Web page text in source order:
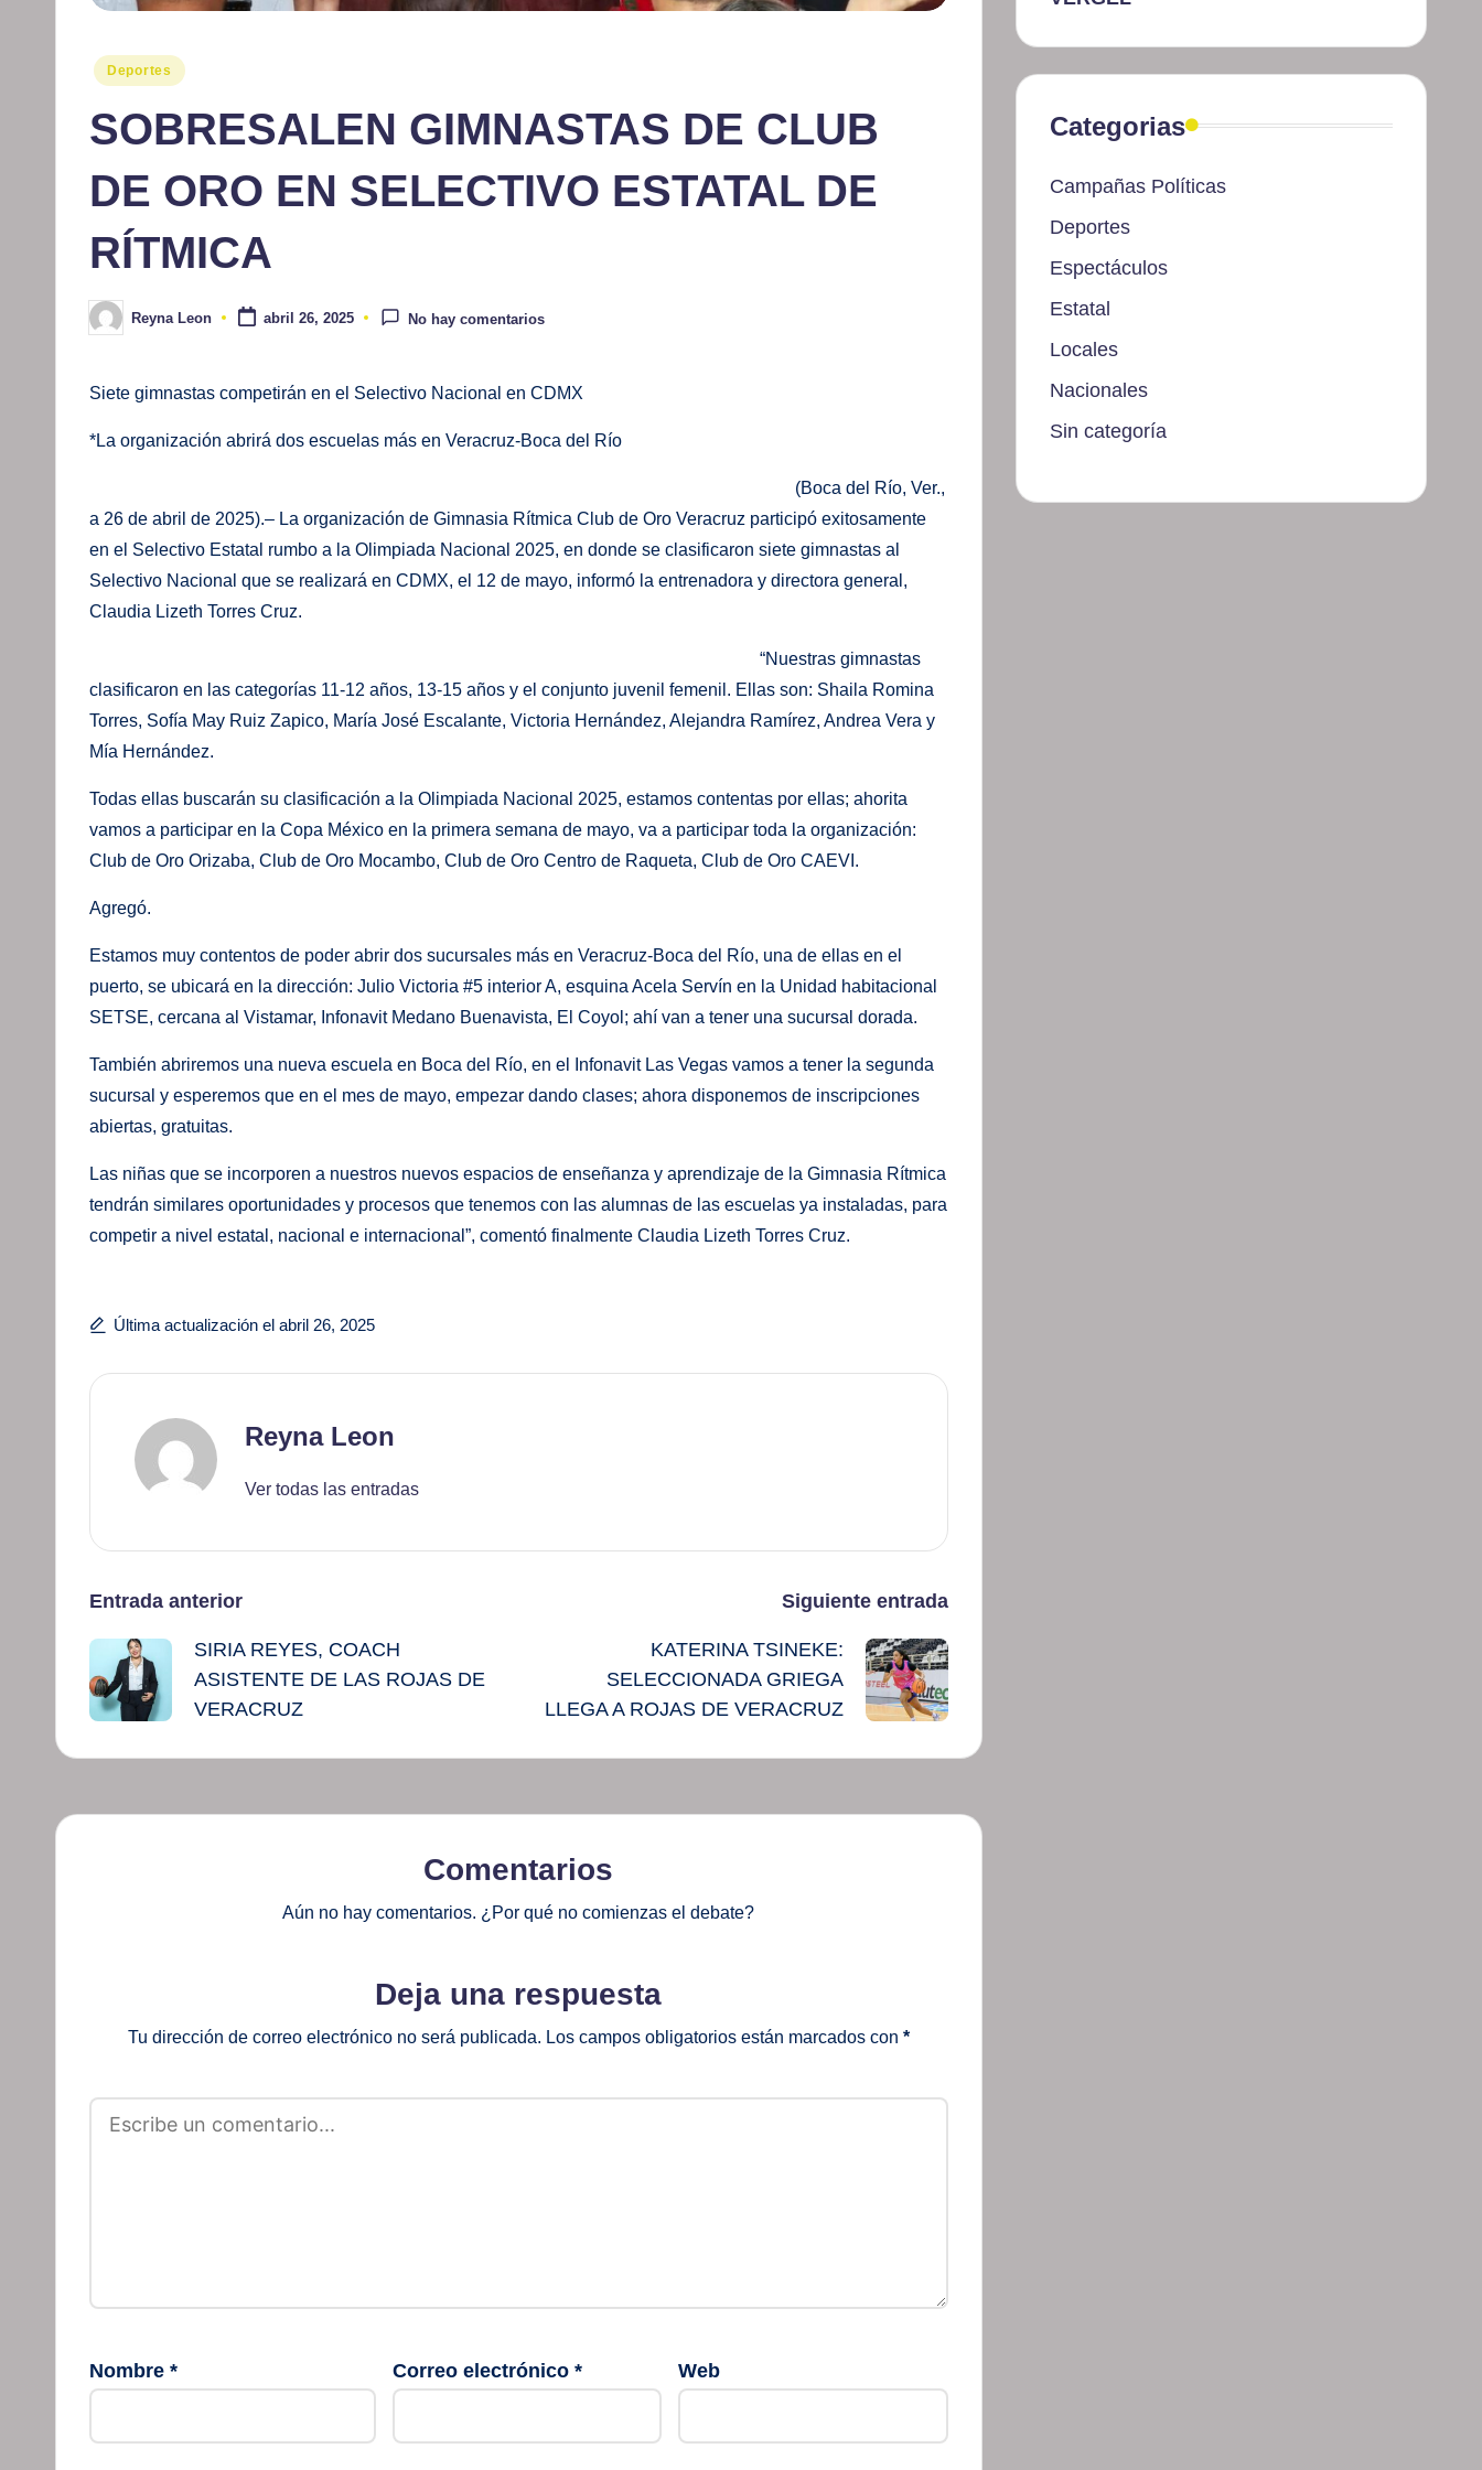
Publicado
Deportes
SOBRESALEN GIMNASTAS DE CLUB
DE ORO EN SELECTIVO ESTATAL DE
RÍTMICA
PublicadoReyna Leon abril 26, 2025 No hay comentarios
Siete gimnastas competirán en el Selectivo Nacional en CDMX
*La organización abrirá dos escuelas más en Veracruz-Boca del Río
(Boca del Río, Ver.,
a 26 de abril de 2025).– La organización de Gimnasia Rítmica Club de Oro Veracruz participó exitosamente
en el Selectivo Estatal rumbo a la Olimpiada Nacional 2025, en donde se clasificaron siete gimnastas al
Selectivo Nacional que se realizará en CDMX, el 12 de mayo, informó la entrenadora y directora general,
Claudia Lizeth Torres Cruz.
“Nuestras gimnastas
clasificaron en las categorías 11-12 años, 13-15 años y el conjunto juvenil femenil. Ellas son: Shaila Romina
Torres, Sofía May Ruiz Zapico, María José Escalante, Victoria Hernández, Alejandra Ramírez, Andrea Vera y
Mía Hernández.
Todas ellas buscarán su clasificación a la Olimpiada Nacional 2025, estamos contentas por ellas; ahorita
vamos a participar en la Copa México en la primera semana de mayo, va a participar toda la organización:
Club de Oro Orizaba, Club de Oro Mocambo, Club de Oro Centro de Raqueta, Club de Oro CAEVI.
Agregó.
Estamos muy contentos de poder abrir dos sucursales más en Veracruz-Boca del Río, una de ellas en el
puerto, se ubicará en la dirección: Julio Victoria #5 interior A, esquina Acela Servín en la Unidad habitacional
SETSE, cercana al Vistamar, Infonavit Medano Buenavista, El Coyol; ahí van a tener una sucursal dorada.
También abriremos una nueva escuela en Boca del Río, en el Infonavit Las Vegas vamos a tener la segunda
sucursal y esperemos que en el mes de mayo, empezar dando clases; ahora disponemos de inscripciones
abiertas, gratuitas.
Las niñas que se incorporen a nuestros nuevos espacios de enseñanza y aprendizaje de la Gimnasia Rítmica
tendrán similares oportunidades y procesos que tenemos con las alumnas de las escuelas ya instaladas, para
competir a nivel estatal, nacional e internacional”, comentó finalmente Claudia Lizeth Torres Cruz.
Última actualización el abril 26, 2025
Reyna Leon
Ver todas las entradas
Navegación
de
entradas
Entrada anterior
SIRIA REYES, COACH
ASISTENTE DE LAS ROJAS DE
VERACRUZ
Siguiente entrada
KATERINA TSINEKE:
SELECCIONADA GRIEGA
LLEGA A ROJAS DE VERACRUZ
Comentarios
Aún no hay comentarios. ¿Por qué no comienzas el debate?
Deja una respuesta
Tu dirección de correo electrónico no será publicada. Los campos obligatorios están marcados con *
Nombre * Correo electrónico * Web
Categorias
Campañas Políticas
Deportes
Espectáculos
Estatal
Locales
Nacionales
Sin categoría